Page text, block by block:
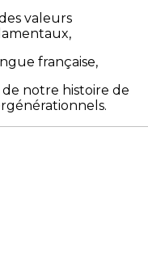
valeurs
française,
de notre histoire de